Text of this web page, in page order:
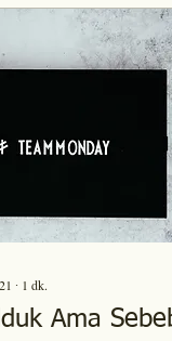
∙ 1 dk.
Ama